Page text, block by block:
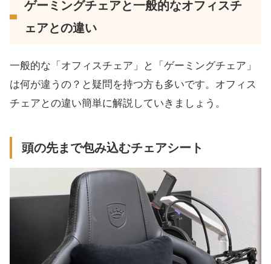
ゲーミングチェアと一般的なオフィスチ
ェアとの違い
一般的な「オフィスチェア」と「ゲーミングチェア」
は何が違うの？と疑問を持つ方も多いです。オフィス
チェアとの違い簡単に解説していきましょう。
頭の先まで包み込むチェアシート